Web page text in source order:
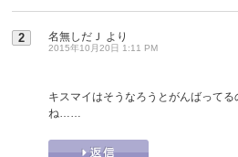
2 名無しだＪ より
2015年10月20日 1:11 PM
キスマイはそうなろうとがんばって
ね……